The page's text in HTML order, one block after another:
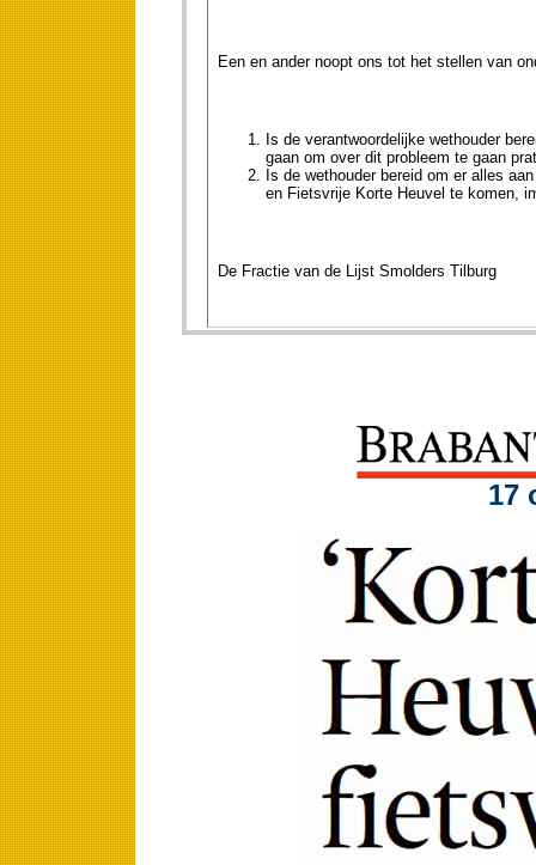
Een en ander noopt ons tot het stellen van
Is de verantwoordelijke wethouder
gaan om over dit probleem te gaan
Is de wethouder bereid om er alles
en Fietsvrije Korte Heuvel te komen,
De Fractie van de Lijst Smolders Tilburg
17